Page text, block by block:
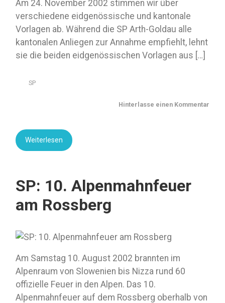
Am 24. November 2002 stimmen wir über
verschiedene eidgenössische und kantonale
Vorlagen ab. Während die SP Arth-Goldau alle
kantonalen Anliegen zur Annahme empfiehlt, lehnt
sie die beiden eidgenössischen Vorlagen aus […]
SP
Hinterlasse einen Kommentar
Weiterlesen
SP: 10. Alpenmahnfeuer
am Rossberg
Am Samstag 10. August 2002 brannten im
Alpenraum von Slowenien bis Nizza rund 60
offizielle Feuer in den Alpen. Das 10.
Alpenmahnfeuer auf dem Rossberg oberhalb von